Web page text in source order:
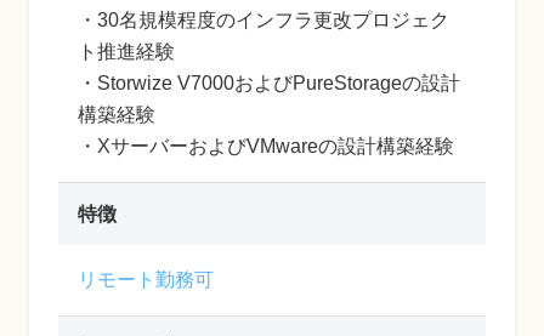
・30名規模程度のインフラ更改プロジェク
ト推進経験
・Storwize V7000およびPureStorageの設計
構築経験
・XサーバーおよびVMwareの設計構築経験
特徴
リモート勤務可